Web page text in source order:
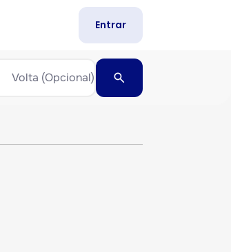
Entrar
Volta (Opcional) search